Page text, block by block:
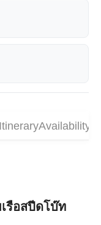
ItineraryAvailability
รือสปีดโบ๊ท